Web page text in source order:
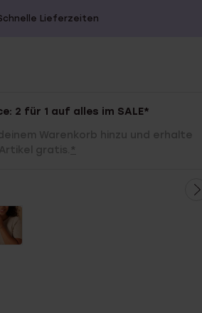
Lieferzeiten
2 für 1 auf alles im SALE*
Warenkorb hinzu und erhalte
gratis. *